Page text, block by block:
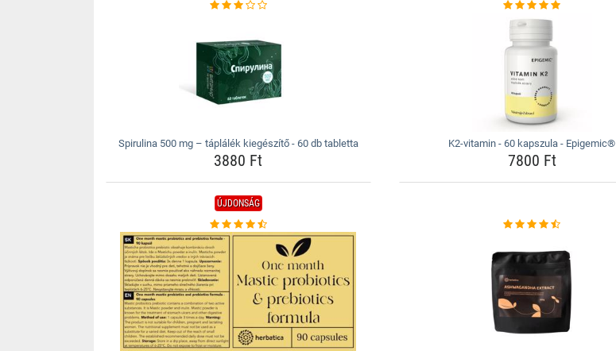
Spirulina 500 mg – táplálék kiegészítő - 60 db tabletta
3880 Ft
K2-vitamin - 60 kapszula - Epigemic®
7800 Ft
ÚJDONSÁG